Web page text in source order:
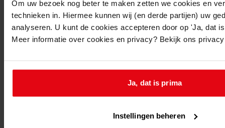
Om uw bezoek nog beter te maken zetten we cookies en
technieken in. Hiermee kunnen wij (en derde partijen) uw
analyseren. U kunt de cookies accepteren door op 'Ja, dat
Meer informatie over cookies en privacy? Bekijk ons
Ja, dat is prima
Instellingen beheren
1206Plaatsen van een berging, 26-02-1975
Datering:
Adres:
Bovenkarspel, Bartigonstraat 9